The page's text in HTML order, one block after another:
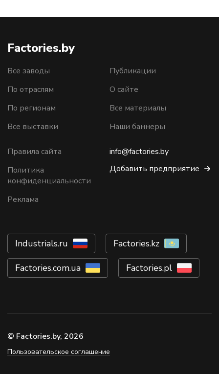
Factories.by
Все заводы
По отраслям
По регионам
Все выставки
Публикации
О сайте
Все материалы
Наши баннеры
Правила сайта
Политика
конфиденциальности
Реклама
info@factories.by
Добавить предприятие
Industrials.ru Factories.kz
Factories.com.ua Factories.pl
© Factories.by, 2026
Пользовательское соглашение